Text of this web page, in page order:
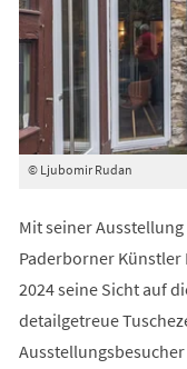
© Ljubomir Rudan
Mit seiner
Paderborner Künstler
2024 seine Sicht auf
detailgetreue